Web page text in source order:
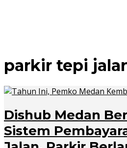
parkir tepi
Dishub Medan
Sistem